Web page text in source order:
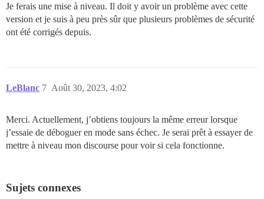
Je ferais une mise à niveau. Il doit y avoir un problème avec cette
version et je suis à peu près sûr que plusieurs problèmes de sécurité
ont été corrigés depuis.
LeBlanc Août 30, 2023, 4:02
7
Merci. Actuellement, j’obtiens toujours la même erreur lorsque
j’essaie de déboguer en mode sans échec. Je serai prêt à essayer de
mettre à niveau mon discourse pour voir si cela fonctionne.
Sujets connexes